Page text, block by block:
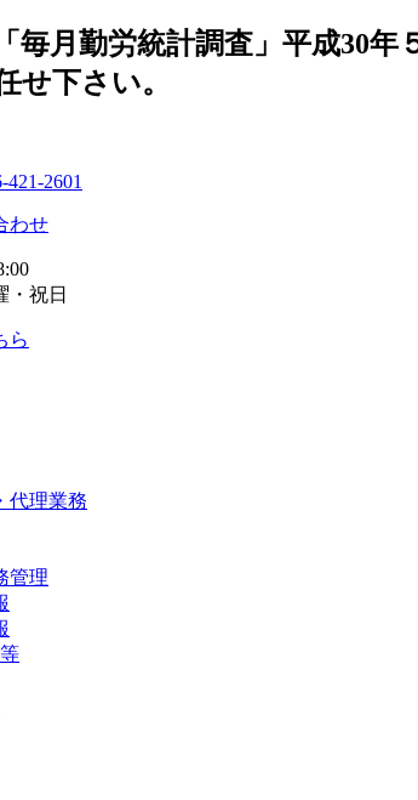
毎月勤労統計調査」平成30
せ下さい。
・祝日
ら
代理業務
管理